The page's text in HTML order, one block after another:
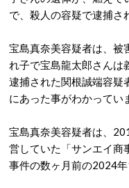
で、殺人の容疑で逮捕さ
宝島真奈美容疑者は、被
れ子で宝島龍太郎さんは
逮捕された関根誠端容疑
にあった事がわかってい
宝島真奈美容疑者は、
営していた「サンエイ商
事件の数ヶ月前の2024年